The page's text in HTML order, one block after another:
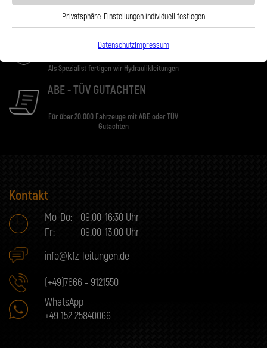
Wir sind stets für Sie da, kontaktieren Sie unseren
Online-Support
HERSTELLER
Als Spezialist fertigen wir Hydraulikleitungen
ABE - TÜV GUTACHTEN
Für über 20.000 Fahrzeuge mit ABE oder TÜV
Gutachten
Kontakt
Mo-Do:
09.00-16:30 Uhr
Fr:
09.00-13.00 Uhr
info@kfz-leitungen.de
(+49)7666 - 9121550
WhatsApp
+49 152 25840066
Privatsphäre-Einstellungen individuell festlegen
DatenschutzImpressum